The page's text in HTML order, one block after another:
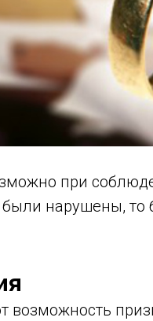
при
нарушены, то
возможность